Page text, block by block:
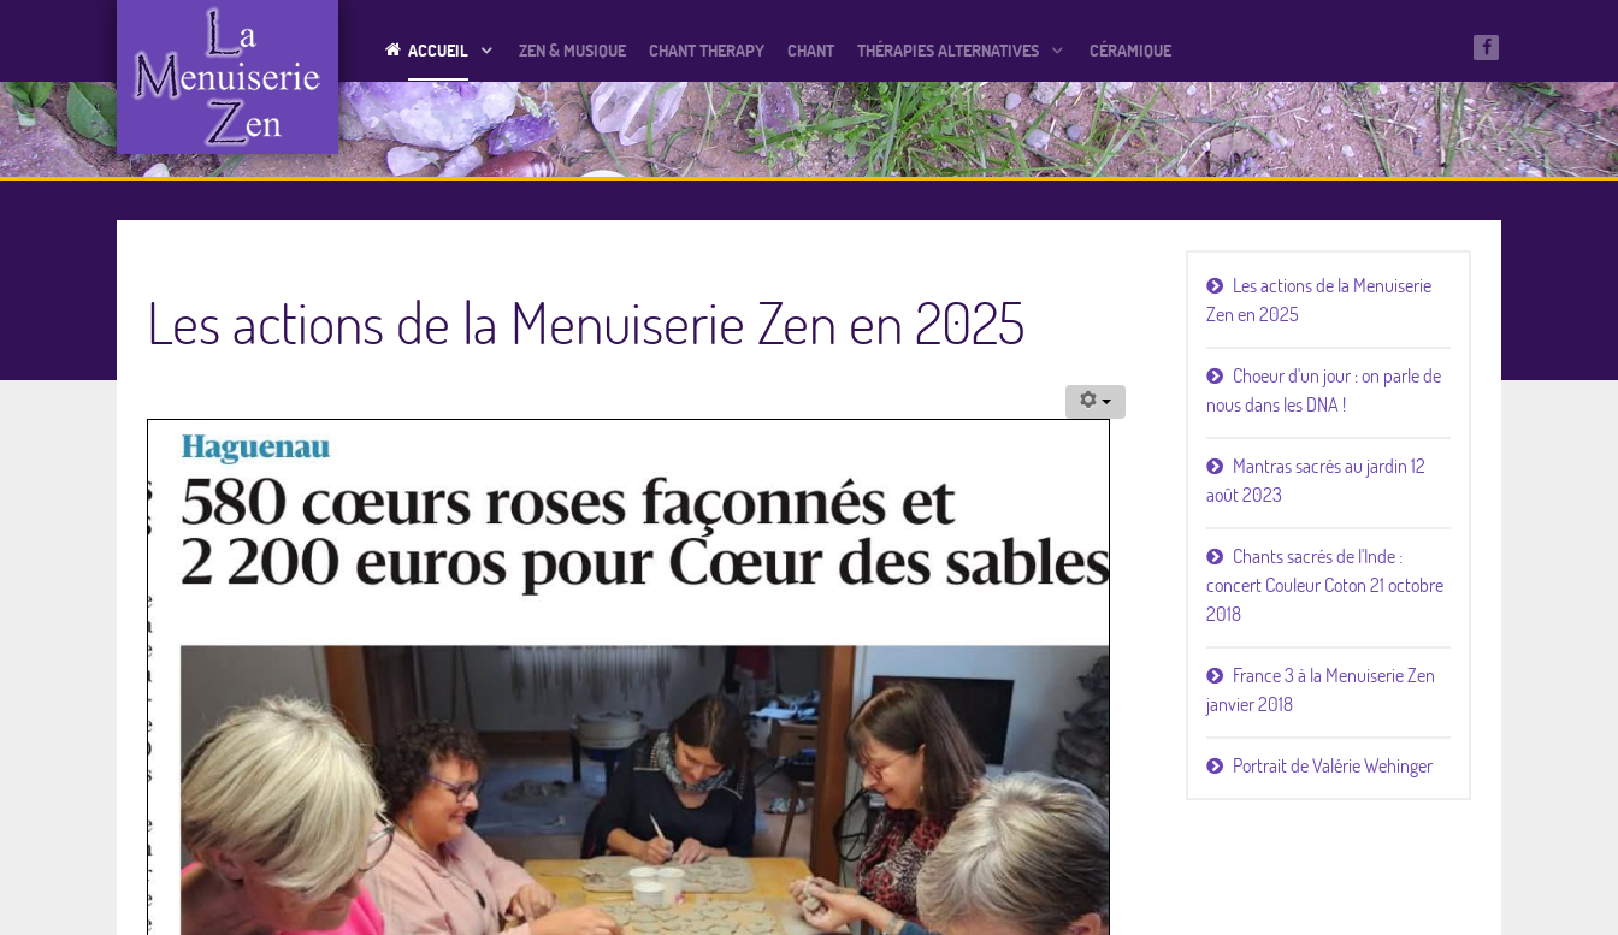
ACCUEIL ZEN & MUSIQUE CHANT THERAPY CHANT THÉRAPIES ALTERNATIVES CÉRAMIQUE
Les actions de la Menuiserie Zen en 2025
Les actions de la Menuiserie
Zen en 2025
Choeur d'un jour : on parle de
nous dans les DNA !
Mantras sacrés au jardin 12
août 2023
Chants sacrés de l'Inde :
concert Couleur Coton 21 octobre
2018
France 3 à la Menuiserie Zen
janvier 2018
Portrait de Valérie Wehinger